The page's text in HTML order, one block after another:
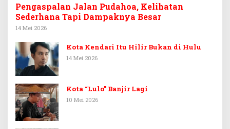
Pengaspalan Jalan Pudahoa, Kelihatan
Sederhana Tapi Dampaknya Besar
14 Mei 2026
Kota Kendari Itu Hilir Bukan di Hulu
14 Mei 2026
Kota “Lulo” Banjir Lagi
10 Mei 2026